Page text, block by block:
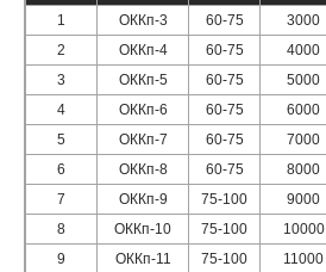
1 ОККп-3 60-75 3000
2
ОККп-4 60-75 4000
3
ОККп-5 60-75 5000
4
ОККп-6 60-75 6000
5
ОККп-7 60-75 7000
6
ОККп-8 60-75 8000
7
ОККп-9 75-100 9000
8
ОККп-10 75-100 10000
9
ОККп-11 75-100 11000